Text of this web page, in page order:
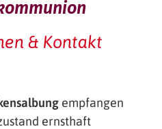
& Kontakt
empfangen
ernsthaft